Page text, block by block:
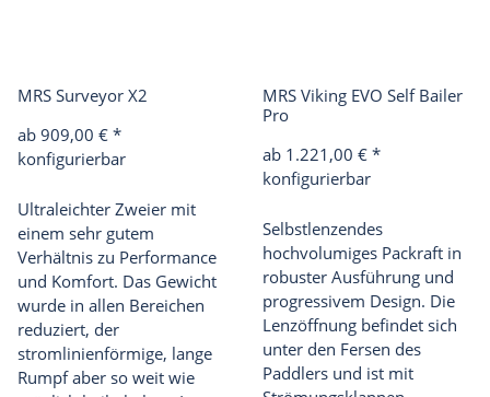
MRS Surveyor X2
ab 909,00 € *
konfigurierbar
Ultraleichter Zweier mit
einem sehr gutem
Verhältnis zu Performance
und Komfort. Das Gewicht
wurde in allen Bereichen
reduziert, der
stromlinienförmige, lange
Rumpf aber so weit wie
MRS Viking EVO Self Bailer
Pro
ab 1.221,00 € *
konfigurierbar
Selbstlenzendes
hochvolumiges Packraft in
robuster Ausführung und
progressivem Design. Die
Lenzöffnung befindet sich
unter den Fersen des
Paddlers und ist mit